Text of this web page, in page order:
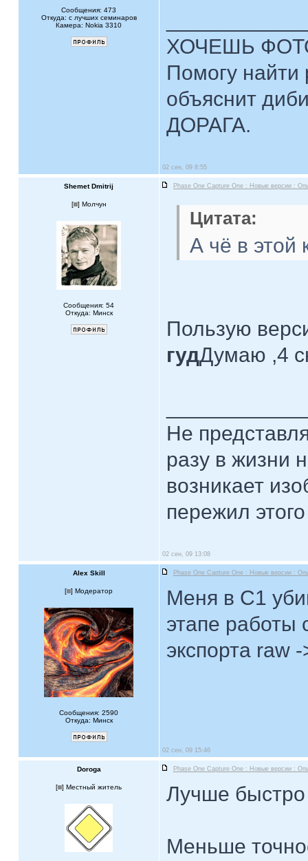
Сообщения: 473
Откуда: с лучших семинаров
Камера: Nokia 3310
ХОЧЕШЬ
Помогу найти
объяснит
ДОРАГА.
02 сен, 09 8:55
Shemet Dmitrij Phase One Capture One : Новые версии :
[ ] Молчун
Сообщения: 54
Откуда: Минск
Цитата:
А чё в этой
Пользую
гудДумаю ,4
Hе
разу в жизни
возникает
пережил
02 сен, 09 13:08
Alex Skill Phase One Capture One : Новые версии :
[ ] Модератор
Сообщения: 2590
Откуда: Минск
Меня в C1
этапе работы
экспорта raw
02 сен, 09 15:46
Doroga Phase One Capture One : Новые версии :
[ ] Местный житель Лучше быстро
Меньше